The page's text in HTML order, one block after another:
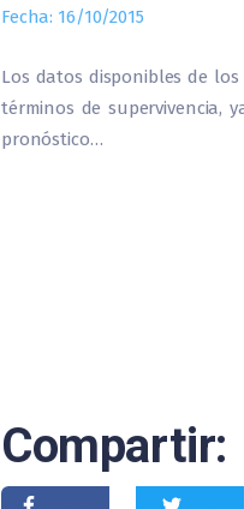
Fecha: 16/10/2015
Los datos disponibles de
términos de supervivencia,
pronóstico…
Compartir: